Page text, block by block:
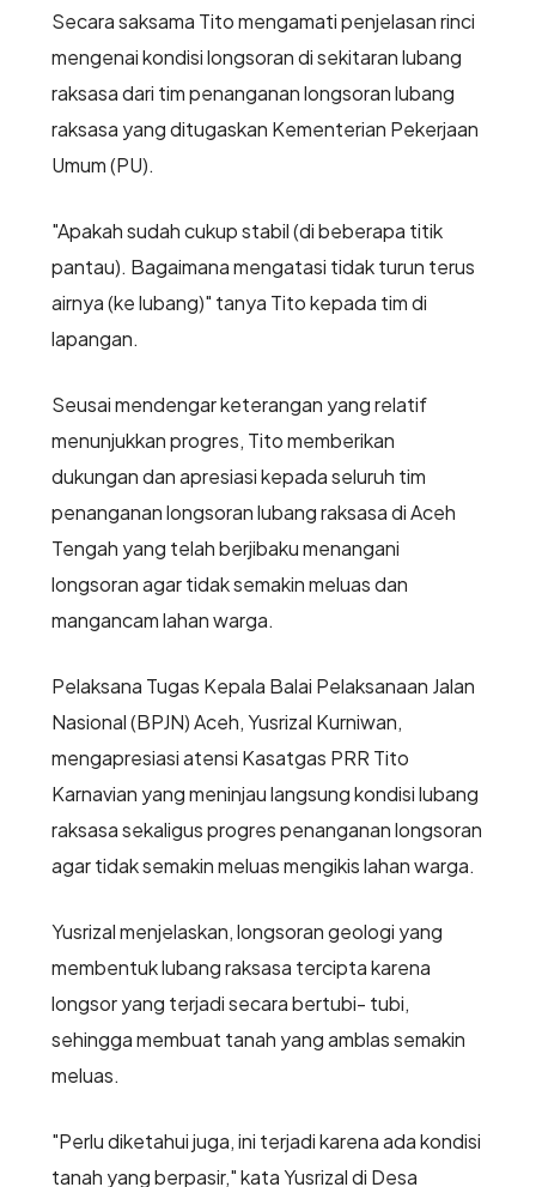
Secara saksama Tito mengamati penjelasan rinci
mengenai kondisi longsoran di sekitaran lubang
raksasa dari tim penanganan longsoran lubang
raksasa yang ditugaskan Kementerian Pekerjaan
Umum (PU).
"Apakah sudah cukup stabil (di beberapa titik
pantau). Bagaimana mengatasi tidak turun terus
airnya (ke lubang)" tanya Tito kepada tim di
lapangan.
Seusai mendengar keterangan yang relatif
menunjukkan progres, Tito memberikan
dukungan dan apresiasi kepada seluruh tim
penanganan longsoran lubang raksasa di Aceh
Tengah yang telah berjibaku menangani
longsoran agar tidak semakin meluas dan
mangancam lahan warga.
Pelaksana Tugas Kepala Balai Pelaksanaan Jalan
Nasional (BPJN) Aceh, Yusrizal Kurniwan,
mengapresiasi atensi Kasatgas PRR Tito
Karnavian yang meninjau langsung kondisi lubang
raksasa sekaligus progres penanganan longsoran
agar tidak semakin meluas mengikis lahan warga.
Yusrizal menjelaskan, longsoran geologi yang
membentuk lubang raksasa tercipta karena
longsor yang terjadi secara bertubi- tubi,
sehingga membuat tanah yang amblas semakin
meluas.
"Perlu diketahui juga, ini terjadi karena ada kondisi
tanah yang berpasir," kata Yusrizal di Desa